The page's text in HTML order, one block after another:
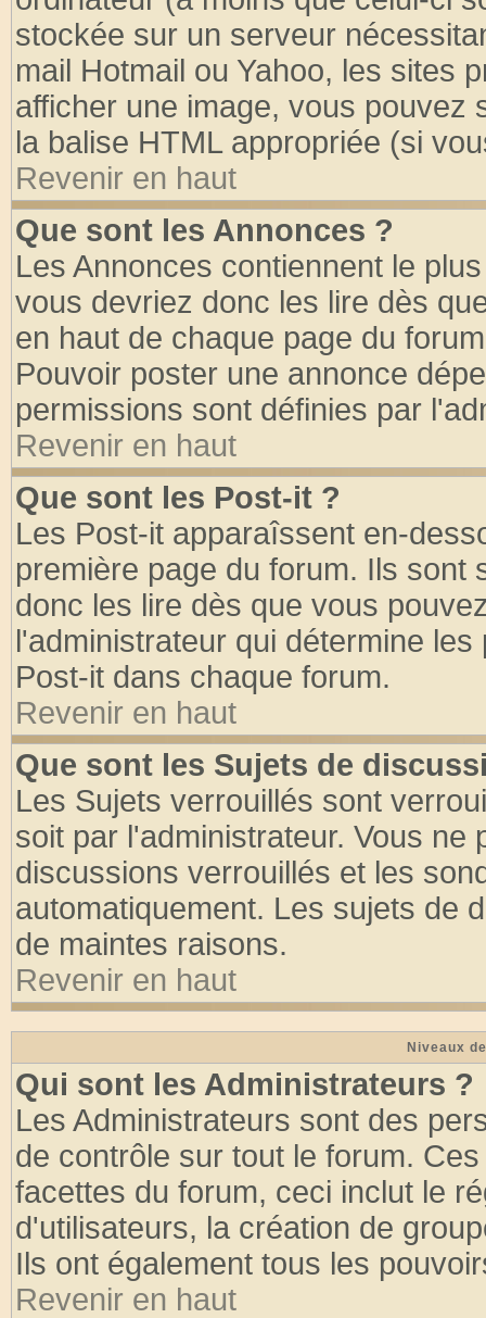
stockée sur un serveur
mail Hotmail ou Yahoo, les sites
afficher une image, vous pouvez
la balise HTML appropriée (si
Revenir en haut
Que sont les Annonces ?
Les Annonces contiennent le
vous devriez donc les lire dès
en haut de chaque page du
Pouvoir poster une annonce
permissions sont définies par
Revenir en haut
Que sont les Post-it ?
Les Post-it apparaîssent en-
première page du forum. Ils
donc les lire dès que vous
l'administrateur qui détermine
Post-it dans chaque forum.
Revenir en haut
Que sont les Sujets de
Les Sujets verrouillés sont
soit par l'administrateur. Vous
discussions verrouillés et les
automatiquement. Les sujets de
de maintes raisons.
Revenir en haut
Niveaux
Qui sont les Administrateurs ?
Les Administrateurs sont des
de contrôle sur tout le forum.
facettes du forum, ceci inclut le
d'utilisateurs, la création de
Ils ont également tous les
Revenir en haut